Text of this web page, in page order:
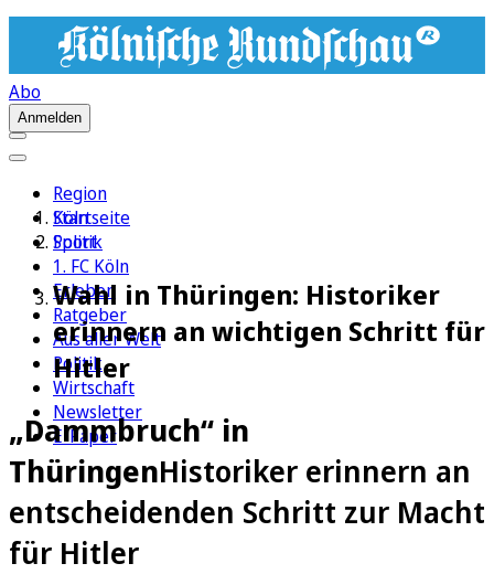
Abo
Anmelden
Region
Köln
Sport
1. FC Köln
Erleben
Ratgeber
Aus aller Welt
Politik
Wirtschaft
Newsletter
E-Paper
Startseite
Politik
Wahl in Thüringen: Historiker
erinnern an wichtigen Schritt für
Hitler
„Dammbruch“ in
ThüringenHistoriker erinnern an
entscheidenden Schritt zur Macht
für Hitler